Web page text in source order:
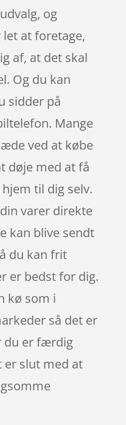
og
at foretage,
af, at det skal
Og du kan
sidder på
Mange
ved at købe
døje med at få
til dig selv.
varer direkte
kan blive sendt
du kan frit
er bedst for dig.
kø som i
så det er
du er færdig
er slut med at